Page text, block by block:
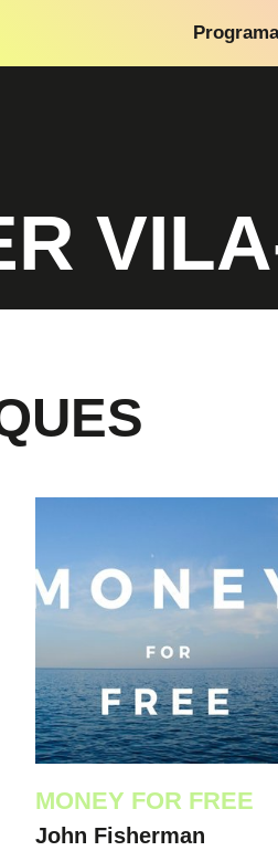
MONEY FOR FREE
John Fisherman